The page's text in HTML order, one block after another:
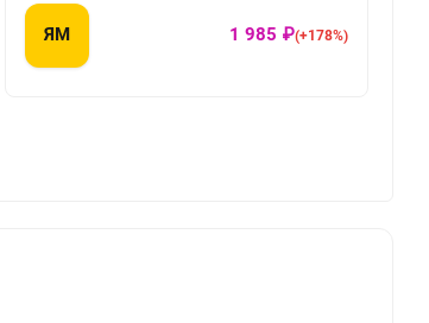
ЯМ 1 985 ₽(+178%)